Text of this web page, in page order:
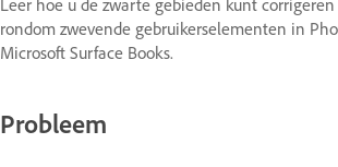
Leer hoe u de zwarte gebieden kunt
rondom zwevende gebruikerselementen in
Microsoft Surface Books.
Probleem